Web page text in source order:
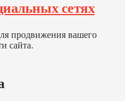
сетях
продвижения вашего
сайта.